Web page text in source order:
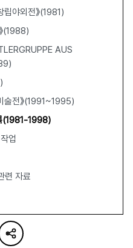
립야외전》(1981)
(1988)
AUS
술전》(1991~1995)
(1981-1998)
업
련 자료